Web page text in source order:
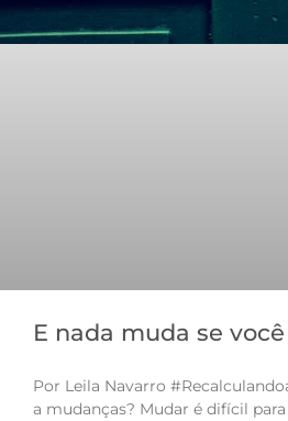
E nada muda se
Por Leila Navarro
a mudanças? Mudar é difícil